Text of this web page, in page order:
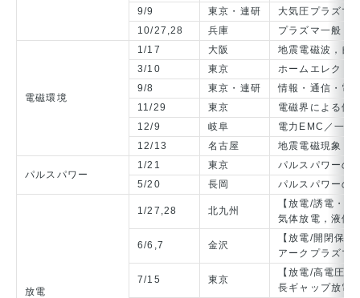
9/9
東京・連研
大気圧プラズマ
10/27,28
兵庫 プラズマ一般
電磁環境
1/17 大阪
地震電磁波，自
3/10
東京
ホームエレクト
9/8
東京・連研
情報・通信・電
11/29
東京
電磁界による体
12/9
岐阜
電力EMC／一般
12/13
名古屋 地震電磁現象，
パルスパワー
1/21 東京
パルスパワーの
5/20
長岡 パルスパワーの
放電
1/27,28 北九州
【放電/誘電・
気体放電，液体
6/6,7 金沢
【放電/開閉保
アークプラズマ
7/15 東京
【放電/高電圧合
長ギャップ放電